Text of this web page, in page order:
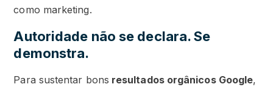
como marketing.
Autoridade não se declara. Se
demonstra.
Para sustentar bons resultados orgânicos Google,